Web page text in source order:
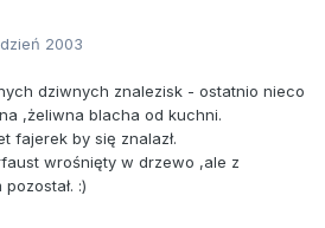
2003
dziwnych znalezisk - ostatnio nieco
,żeliwna blacha od kuchni.
fajerek by się znalazł.
wrośnięty w drzewo ,ale z
:)